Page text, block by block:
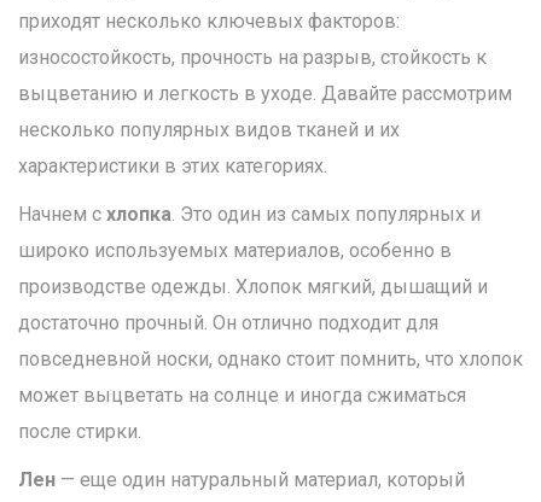
приходят несколько ключевых факторов:
износостойкость, прочность на разрыв, стойкость к
выцветанию и легкость в уходе. Давайте рассмотрим
несколько популярных видов тканей и их
характеристики в этих категориях.
Начнем с хлопка. Это один из самых популярных и
широко используемых материалов, особенно в
производстве одежды. Хлопок мягкий, дышащий и
достаточно прочный. Он отлично подходит для
повседневной носки, однако стоит помнить, что хлопок
может выцветать на солнце и иногда сжиматься
после стирки.
Лен — еще один натуральный материал, который